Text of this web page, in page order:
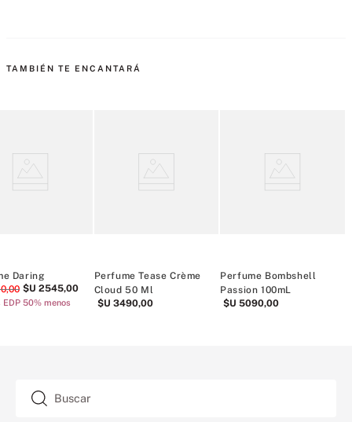
TAMBIÉN TE ENCANTARÁ
Daring
,00 $U 2545,00
EDP 50% menos
Perfume Tease Crème
Cloud 50 Ml
$U 3490,00
Perfume Bombshell
Passion 100mL
$U 5090,00
Buscar